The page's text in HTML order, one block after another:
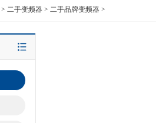
> 二手变频器 > 二手品牌变频器 >